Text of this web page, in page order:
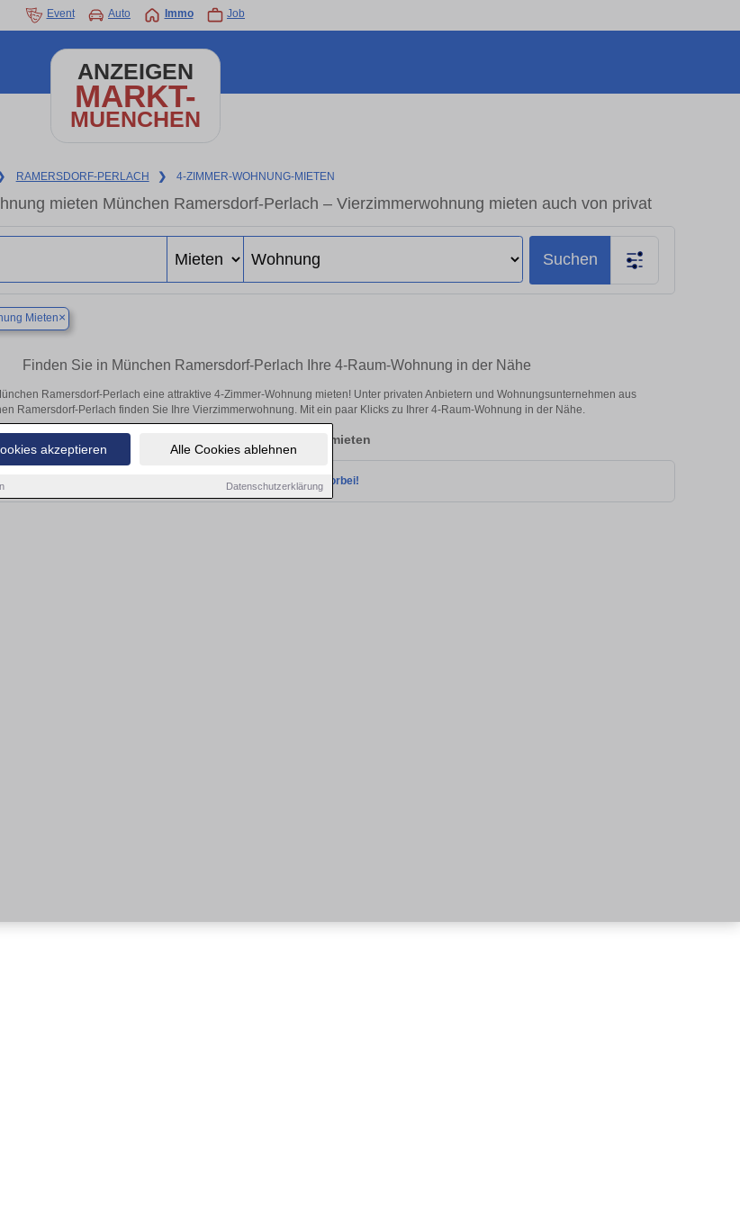
akzeptieren Alle Cookies ablehnen
Datenschutzerklärung
Event Auto Immo Job
ANZEIGEN
MARKT-
MUENCHEN
RAMERSDORF-PERLACH ❯ 4-ZIMMER-WOHNUNG-MIETEN
mieten München Ramersdorf-Perlach – Vierzimmerwohnung mieten auch von privat
Suchen
Mieten×
Finden Sie in München Ramersdorf-Perlach Ihre 4-Raum-Wohnung in der Nähe
Ramersdorf-Perlach eine attraktive 4-Zimmer-Wohnung mieten! Unter privaten Anbietern und Wohnungsunternehmen aus
Ramersdorf-Perlach finden Sie Ihre Vierzimmerwohnung. Mit ein paar Klicks zu Ihrer 4-Raum-Wohnung in der Nähe.
Aktuelle Wohnung zum mieten
keine passenden Objekte finden. Schauen Sie bald wieder vorbei!